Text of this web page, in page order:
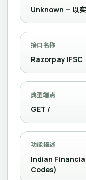
Unknown — 以
接口名称
Razorpay IFSC
典型端点
GET /
功能描述
Indian
Codes)